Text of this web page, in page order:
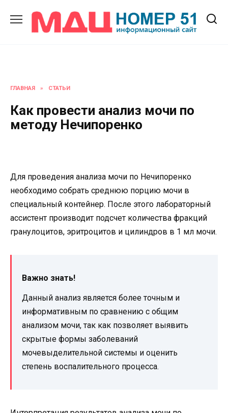
содержанию
ГЛАВНАЯ » СТАТЬИ
Как провести анализ мочи по
методу Нечипоренко
Для проведения анализа мочи по Нечипоренко
необходимо собрать среднюю порцию мочи в
специальный контейнер. После этого лабораторный
ассистент производит подсчет количества фракций
гранулоцитов, эритроцитов и цилиндров в 1 мл мочи.
Важно знать!
Данный анализ является более точным и
информативным по сравнению с общим
анализом мочи, так как позволяет выявить
скрытые формы заболеваний
мочевыделительной системы и оценить
степень воспалительного процесса.